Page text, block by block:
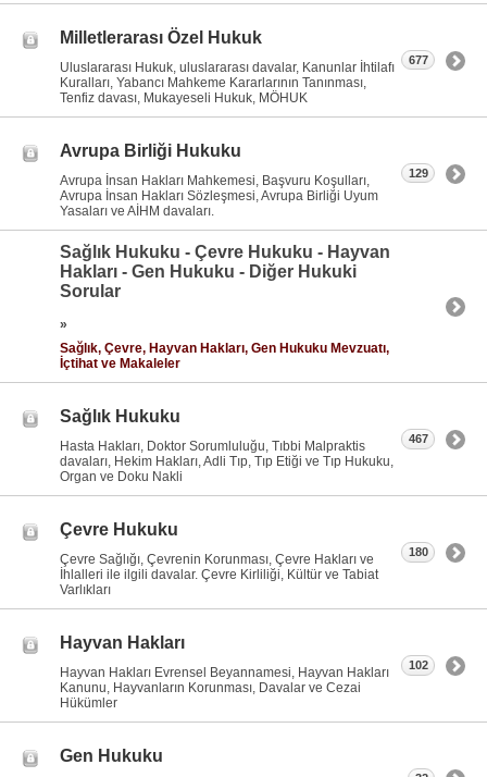
Milletlerarası Özel Hukuk
Uluslararası Hukuk, uluslararası davalar, Kanunlar İhtilafı
Kuralları, Yabancı Mahkeme Kararlarının Tanınması,
Tenfiz davası, Mukayeseli Hukuk, MÖHUK
677
Avrupa Birliği Hukuku
Avrupa İnsan Hakları Mahkemesi, Başvuru Koşulları,
Avrupa İnsan Hakları Sözleşmesi, Avrupa Birliği Uyum
Yasaları ve AİHM davaları.
129
Sağlık Hukuku - Çevre Hukuku - Hayvan
Hakları - Gen Hukuku - Diğer Hukuki
Sorular
»
Sağlık, Çevre, Hayvan Hakları, Gen Hukuku Mevzuatı,
İçtihat ve Makaleler
Sağlık Hukuku
Hasta Hakları, Doktor Sorumluluğu, Tıbbi Malpraktis
davaları, Hekim Hakları, Adli Tıp, Tıp Etiği ve Tıp Hukuku,
Organ ve Doku Nakli
467
Çevre Hukuku
Çevre Sağlığı, Çevrenin Korunması, Çevre Hakları ve
İhlalleri ile ilgili davalar. Çevre Kirliliği, Kültür ve Tabiat
Varlıkları
180
Hayvan Hakları
Hayvan Hakları Evrensel Beyannamesi, Hayvan Hakları
Kanunu, Hayvanların Korunması, Davalar ve Cezai
Hükümler
102
Gen Hukuku